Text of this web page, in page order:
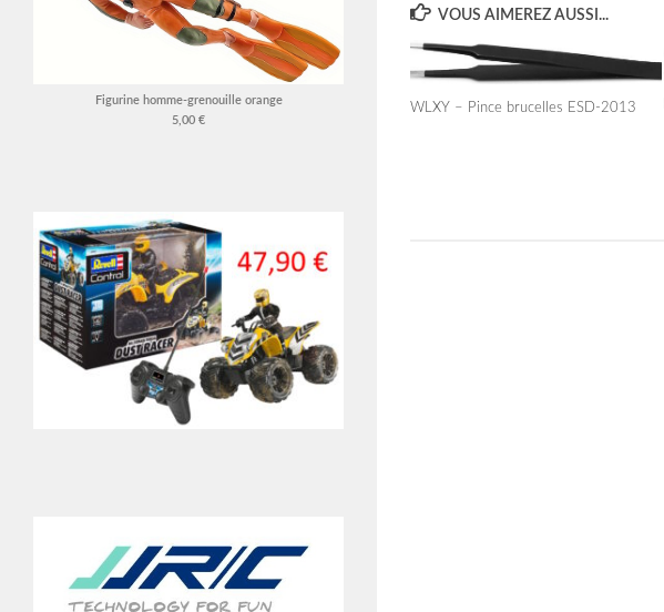
VOUS AIMEREZ AUSSI...
WLXY – Pince brucelles ESD-2013
Figurine homme-grenouille orange
5,00 €